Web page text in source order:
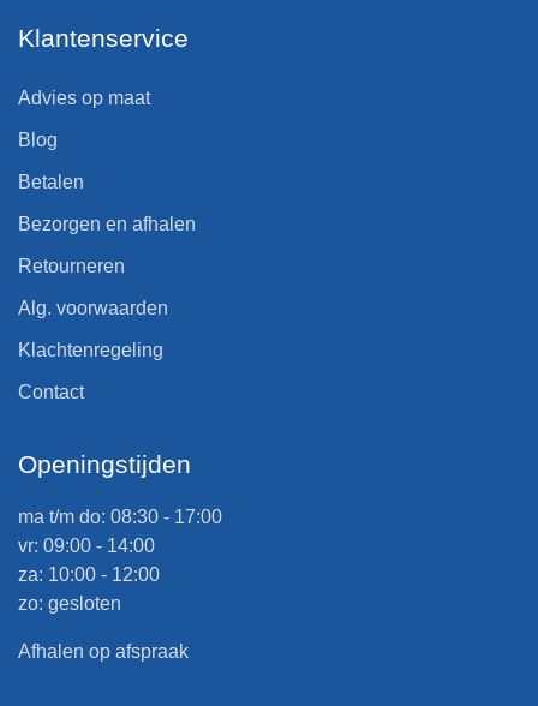
Klantenservice
Advies op maat
Blog
Betalen
Bezorgen en afhalen
Retourneren
Alg. voorwaarden
Klachtenregeling
Contact
Openingstijden
ma t/m do: 08:30 - 17:00
vr: 09:00 - 14:00
za: 10:00 - 12:00
zo: gesloten
Afhalen op afspraak